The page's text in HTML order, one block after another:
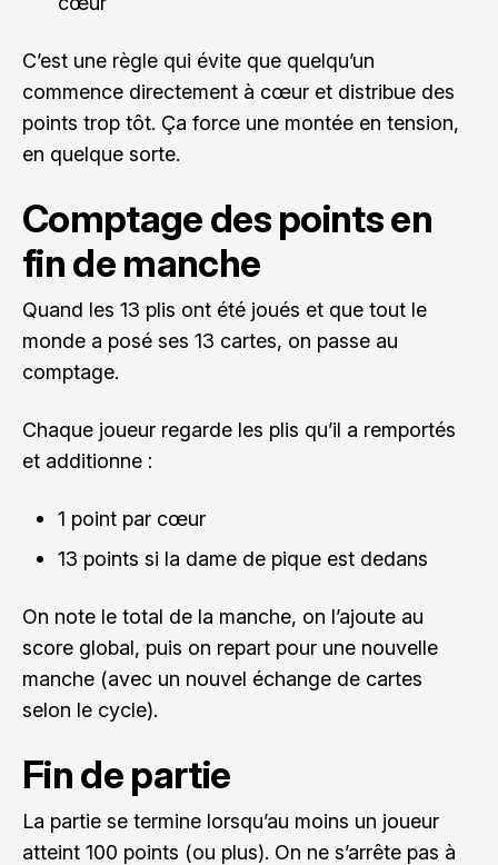
C’est une règle qui évite que quelqu’un
commence directement à cœur et distribue des
points trop tôt. Ça force une montée en tension,
en quelque sorte.
Comptage des points en
fin de manche
Quand les 13 plis ont été joués et que tout le
monde a posé ses 13 cartes, on passe au
comptage.
Chaque joueur regarde les plis qu’il a remportés
et additionne :
1 point par cœur
13 points si la dame de pique est dedans
On note le total de la manche, on l’ajoute au
score global, puis on repart pour une nouvelle
manche (avec un nouvel échange de cartes
selon le cycle).
Fin de partie
La partie se termine lorsqu’au moins un joueur
atteint 100 points (ou plus). On ne s’arrête pas à